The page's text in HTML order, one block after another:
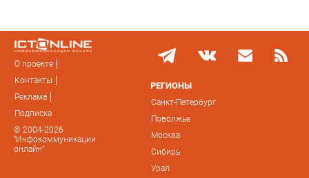
О проекте
Контакты
Реклама
Подписка
© 2004-2026
"Инфокоммуникации
онлайн"
РЕГИОНЫ
Санкт-Петербург
Поволжье
Москва
Сибирь
Урал